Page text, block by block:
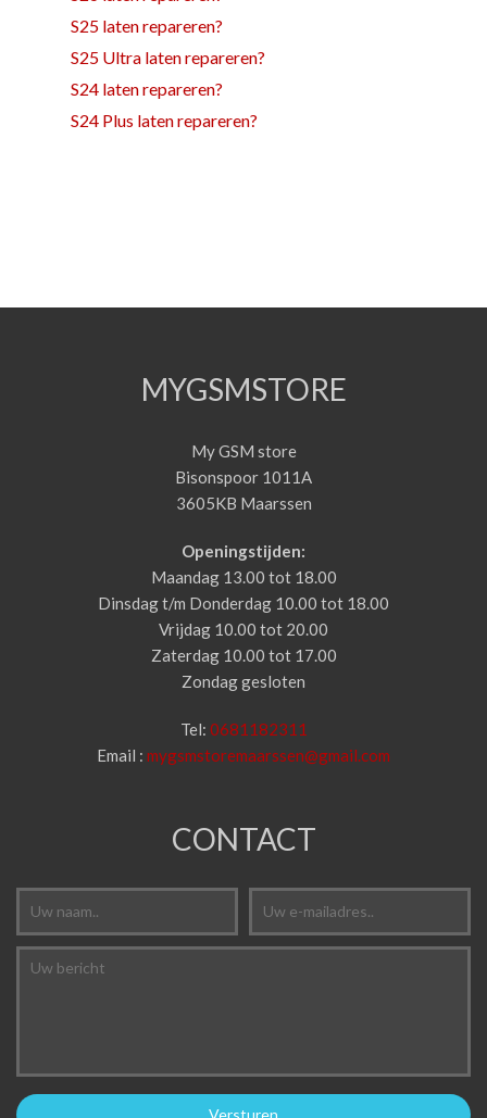
S25 laten repareren?
S25 Ultra laten repareren?
S24 laten repareren?
S24 Plus laten repareren?
MYGSMSTORE
My GSM store
Bisonspoor 1011A
3605KB Maarssen
Openingstijden:
Maandag 13.00 tot 18.00
Dinsdag t/m Donderdag 10.00 tot 18.00
Vrijdag 10.00 tot 20.00
Zaterdag 10.00 tot 17.00
Zondag gesloten
Tel: 0681182311
Email : mygsmstoremaarssen@gmail.com
CONTACT